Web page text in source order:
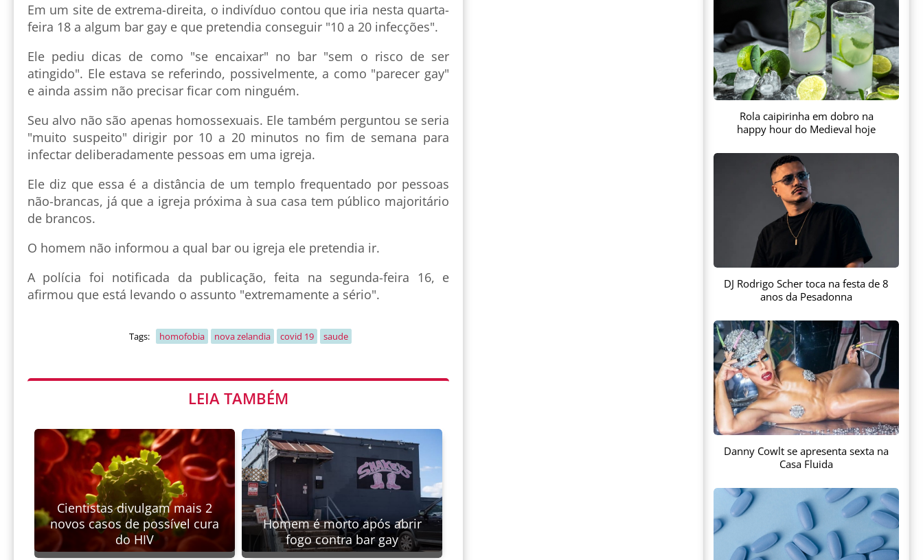
Em um site de extrema-direita, o indivíduo contou que iria nesta quarta-
feira 18 a algum bar gay e que pretendia conseguir "10 a 20 infecções".
Ele pediu dicas de como "se encaixar" no bar "sem o risco de ser
atingido". Ele estava se referindo, possivelmente, a como "parecer gay"
e ainda assim não precisar ficar com ninguém.
Seu alvo não são apenas homossexuais. Ele também perguntou se seria
"muito suspeito" dirigir por 10 a 20 minutos no fim de semana para
infectar deliberadamente pessoas em uma igreja.
Ele diz que essa é a distância de um templo frequentado por pessoas
não-brancas, já que a igreja próxima à sua casa tem público majoritário
de brancos.
O homem não informou a qual bar ou igreja ele pretendia ir.
A polícia foi notificada da publicação, feita na segunda-feira 16, e
afirmou que está levando o assunto "extremamente a sério".
Tags: homofobia nova zelandia covid 19 saude
LEIA TAMBÉM
Cientistas divulgam mais 2
novos casos de possível cura
do HIV
Homem é morto após abrir
fogo contra bar gay
Rola caipirinha em dobro na
happy hour do Medieval hoje
DJ Rodrigo Scher toca na festa de 8
anos da Pesadonna
Danny Cowlt se apresenta sexta na
Casa Fluida